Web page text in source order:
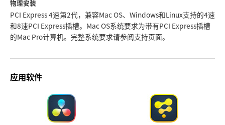
物理安装
PCI Express 4速第2代，兼容Mac OS、Windows和Linux支持的4速
和8速PCI Express插槽。Mac OS系统要求为带有PCI Express插槽
的Mac Pro计算机。完整系统要求请参阅支持页面。
应用软件